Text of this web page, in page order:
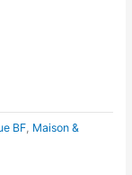
BF Maison &